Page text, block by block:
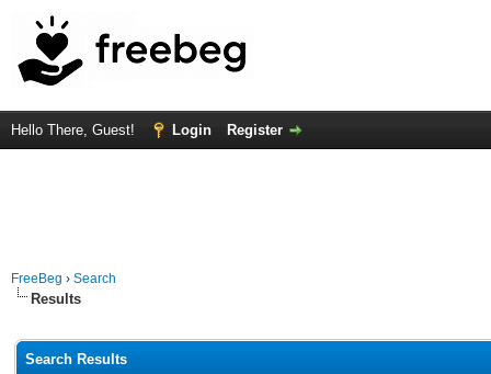
Hello There, Guest! Login Register
FreeBeg › Search
Results
Search Results